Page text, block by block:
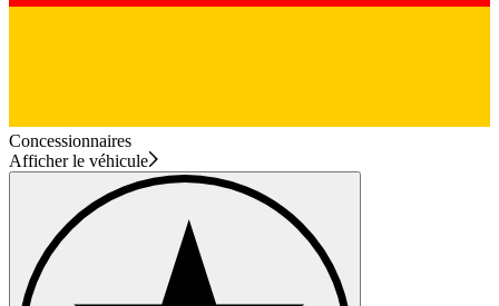
Concessionnaires
Afficher le véhicule